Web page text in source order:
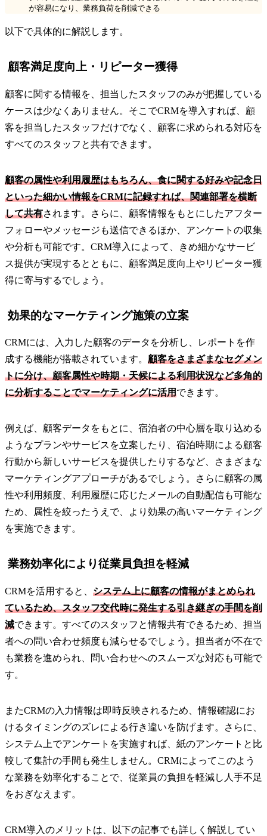
が容易になり、業務負荷を削減できる
以下で具体的に解説します。
顧客満足度向上・リピーター獲得
顧客に関する情報を、担当したスタッフのみが把握している
ケースは少なくありません。そこでCRMを導入すれば、顧
客を担当したスタッフだけでなく、顧客に求められる対応を
すべてのスタッフと共有できます。
顧客の属性や利用履歴はもちろん、食に関する好みや記念日
といった細かい情報をCRMに記録すれば、関連部署を横断
して共有されます。さらに、顧客情報をもとにしたアフター
フォローやメッセージも送信できるほか、アンケートの収集
や分析も可能です。CRM導入によって、きめ細かなサービ
ス提供が実現するとともに、顧客満足度向上やリピーター獲
得に寄与するでしょう。
効果的なマーケティング施策の立案
CRMには、入力した顧客のデータを分析し、レポートを作
成する機能が搭載されています。 顧客をさまざまなセグメン
トに分け、顧客属性や時期・天候による利用状況など多角的
に分析することでマーケティングに活用できます。
例えば、顧客データをもとに、宿泊者の中心層を取り込める
ようなプランやサービスを立案したり、宿泊時期による顧客
行動から新しいサービスを提供したりするなど、さまざまな
マーケティングアプローチがあるでしょう。さらに顧客の属
性や利用頻度、利用履歴に応じたメールの自動配信も可能な
ため、属性を絞ったうえで、より効果の高いマーケティング
を実施できます。
業務効率化により従業員負担を軽減
CRMを活用すると、 システム上に顧客の情報がまとめられ
ているため、スタッフ交代時に発生する引き継ぎの手間を削
減できます。すべてのスタッフと情報共有できるため、担当
者への問い合わせ頻度も減らせるでしょう。担当者が不在で
も業務を進められ、問い合わせへのスムーズな対応も可能で
す。
またCRMの入力情報は即時反映されるため、情報確認にお
けるタイミングのズレによる行き違いを防げます。さらに、
システム上でアンケートを実施すれば、紙のアンケートと比
較して集計の手間も発生しません。CRMによってこのよう
な業務を効率化することで、従業員の負担を軽減し人手不足
をおぎなえます。
CRM導入のメリットは、以下の記事でも詳しく解説してい